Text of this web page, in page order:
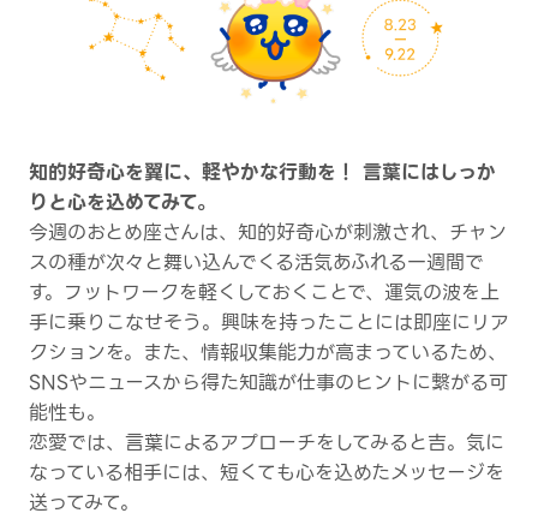
知的好奇心を翼に、軽やかな行動を！ 言葉にはしっか
りと心を込めてみて。
今週のおとめ座さんは、知的好奇心が刺激され、チャン
スの種が次々と舞い込んでくる活気あふれる一週間で
す。フットワークを軽くしておくことで、運気の波を上
手に乗りこなせそう。興味を持ったことには即座にリア
クションを。また、情報収集能力が高まっているため、
SNSやニュースから得た知識が仕事のヒントに繋がる可
能性も。
恋愛では、言葉によるアプローチをしてみると吉。気に
なっている相手には、短くても心を込めたメッセージを
送ってみて。